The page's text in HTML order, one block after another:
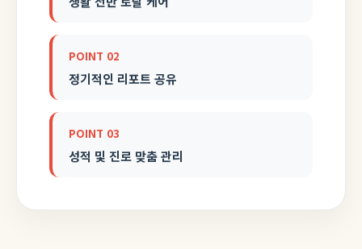
POINT 02
정기적인 리포트 공유
POINT 03
성적 및 진로 맞춤 관리